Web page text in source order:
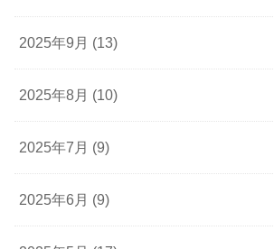
2025年9月 (13)
2025年8月 (10)
2025年7月 (9)
2025年6月 (9)